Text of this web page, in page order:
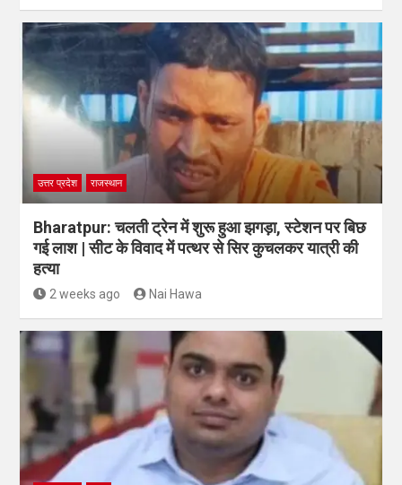
उत्तर प्रदेश राजस्थान
Bharatpur: चलती ट्रेन में शुरू हुआ झगड़ा, स्टेशन पर बिछ
गई लाश | सीट के विवाद में पत्थर से सिर कुचलकर यात्री की
हत्या
2 weeks ago Nai Hawa